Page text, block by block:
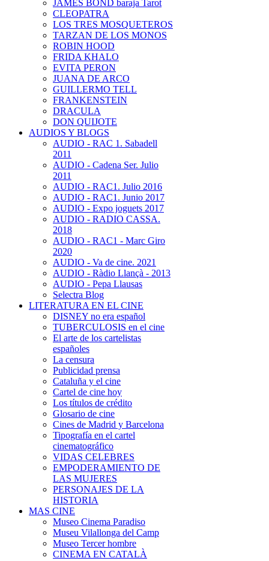
JAMES BOND baraja Tarot
CLEOPATRA
LOS TRES MOSQUETEROS
TARZAN DE LOS MONOS
ROBIN HOOD
FRIDA KHALO
EVITA PERON
JUANA DE ARCO
GUILLERMO TELL
FRANKENSTEIN
DRACULA
DON QUIJOTE
AUDIOS Y BLOGS
AUDIO - RAC 1. Sabadell
2011
AUDIO - Cadena Ser. Julio
2011
AUDIO - RAC1. Julio 2016
AUDIO - RAC1. Junio 2017
AUDIO - Expo joguets 2017
AUDIO - RADIO CASSA.
2018
AUDIO - RAC1 - Marc Giro
2020
AUDIO - Va de cine. 2021
AUDIO - Ràdio Llançà - 2013
AUDIO - Pepa Llausas
Selectra Blog
LITERATURA EN EL CINE
DISNEY no era español
TUBERCULOSIS en el cine
El arte de los cartelistas
españoles
La censura
Publicidad prensa
Cataluña y el cine
Cartel de cine hoy
Los títulos de crédito
Glosario de cine
Cines de Madrid y Barcelona
Tipografía en el cartel
cinematográfico
VIDAS CELEBRES
EMPODERAMIENTO DE
LAS MUJERES
PERSONAJES DE LA
HISTORIA
MAS CINE
Museo Cinema Paradiso
Museu Vilallonga del Camp
Museo Tercer hombre
CINEMA EN CATALÀ